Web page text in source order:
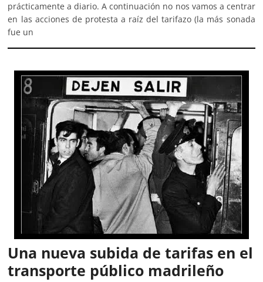
prácticamente a diario. A continuación no nos vamos a centrar
en las acciones de protesta a raíz del tarifazo (la más sonada
fue un
Una nueva subida de tarifas en el
transporte público madrileño